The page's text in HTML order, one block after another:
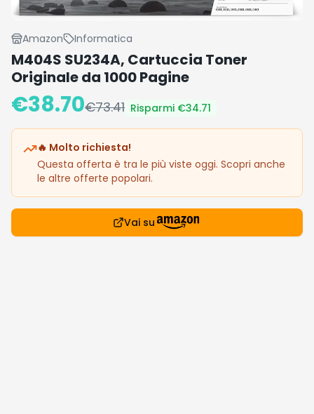
Amazon Informatica
M404S SU234A, Cartuccia Toner
Originale da 1000 Pagine
€38.70€73.41 Risparmi €34.71
🔥 Molto richiesta!
Questa offerta è tra le più viste oggi. Scopri anche
le altre offerte popolari.
Vai su